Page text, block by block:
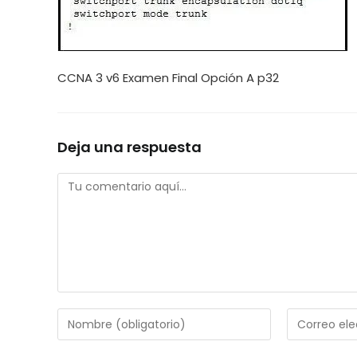
CCNA 3 v6 Examen Final Opción A p32
Deja una respuesta
Comentario
Introduce
tu
Introduce
tu